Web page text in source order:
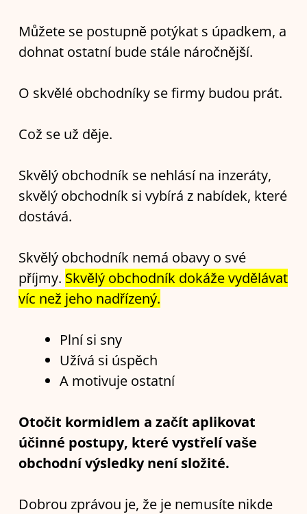
Můžete se postupně potýkat s úpadkem, a
dohnat ostatní bude stále náročnější.
O skvělé obchodníky se firmy budou prát.
Což se už děje.
Skvělý obchodník se nehlásí na inzeráty,
skvělý obchodník si vybírá z nabídek, které
dostává.
Skvělý obchodník nemá obavy o své
příjmy. Skvělý obchodník dokáže vydělávat
víc než jeho nadřízený.
Plní si sny
Užívá si úspěch
A motivuje ostatní
Otočit kormidlem a začít aplikovat
účinné postupy, které vystřelí vaše
obchodní výsledky není složité.
Dobrou zprávou je, že je nemusíte nikde